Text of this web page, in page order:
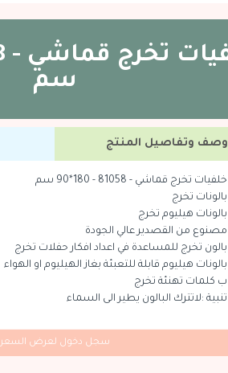
سم
وصف وتفاصيل المنتج
خلفيات تخرج قماشي - 81058 - 180*90 سم
بالونات تخرج
بالونات هيليوم تخرج
مصنوع من القصدير عالي الجودة
بالون تخرج للمساعدة في اعداد افكار حفلات تخرج
بالونات هيليوم قابلة للتعبئة بغاز الهيليوم او الهواء
ب كلمات تهنئة تخرج
تنبية :لاتترك البالون يطير الى السماء
سجل دخول لعرض السعر